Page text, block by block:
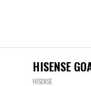
HISENSE
HISENSE